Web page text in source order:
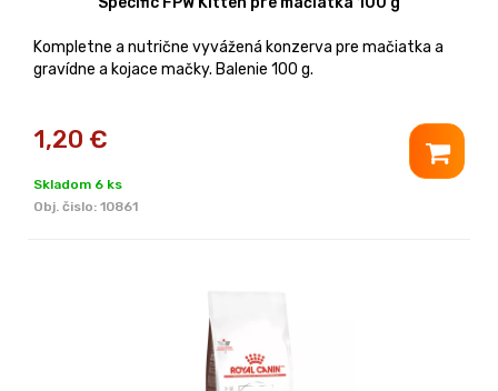
Kompletne a nutrične vyvážená konzerva pre mačiatka a
gravídne a kojace mačky. Balenie 100 g.
1,20 €
Skladom 6 ks
Obj. čislo: 10861